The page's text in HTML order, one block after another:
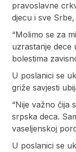
pravoslavne
djecu i sve
“Molimo se za
uzrastanje dece
bolestima
U poslanici se
griže savjesti
“Nije važno čija
srpska deca.
vaseljenskoj
U poslanici se